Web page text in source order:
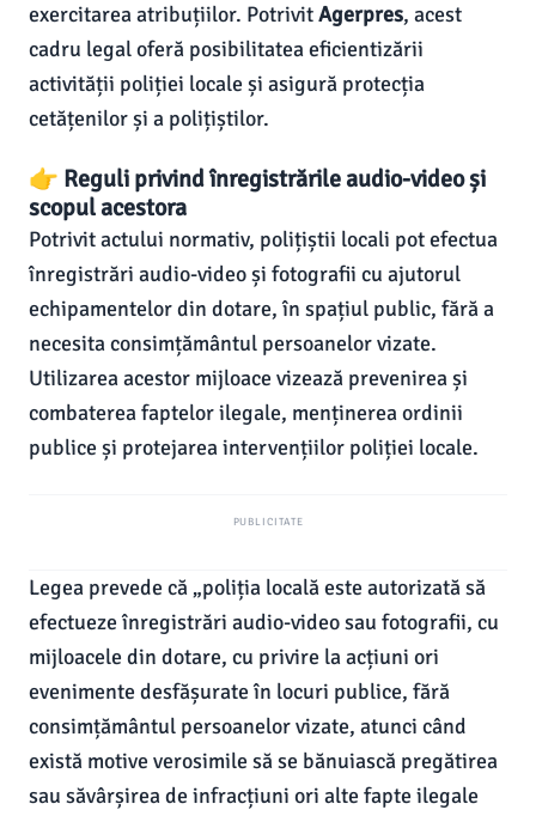
exercitarea atribuțiilor. PotrivitAgerpres, acest
cadru legal oferă posibilitatea eficientizării
activității poliției locale și asigură protecția
cetățenilor și a polițiștilor.
👉 Reguli privind înregistrările audio-video și
scopul acestora
Potrivit actului normativ, polițiștii locali pot efectua
înregistrări audio-video și fotografii cu ajutorul
echipamentelor din dotare, în spațiul public, fără a
necesita consimțământul persoanelor vizate.
Utilizarea acestor mijloace vizează prevenirea și
combaterea faptelor ilegale, menținerea ordinii
publice și protejarea intervențiilor poliției locale.
PUBLICITATE
Legea prevede că „poliția locală este autorizată să
efectueze înregistrări audio-video sau fotografii, cu
mijloacele din dotare, cu privire la acțiuni ori
evenimente desfășurate în locuri publice, fără
consimțământul persoanelor vizate, atunci când
există motive verosimile să se bănuiască pregătirea
sau săvârșirea de infracțiuni ori alte fapte ilegale